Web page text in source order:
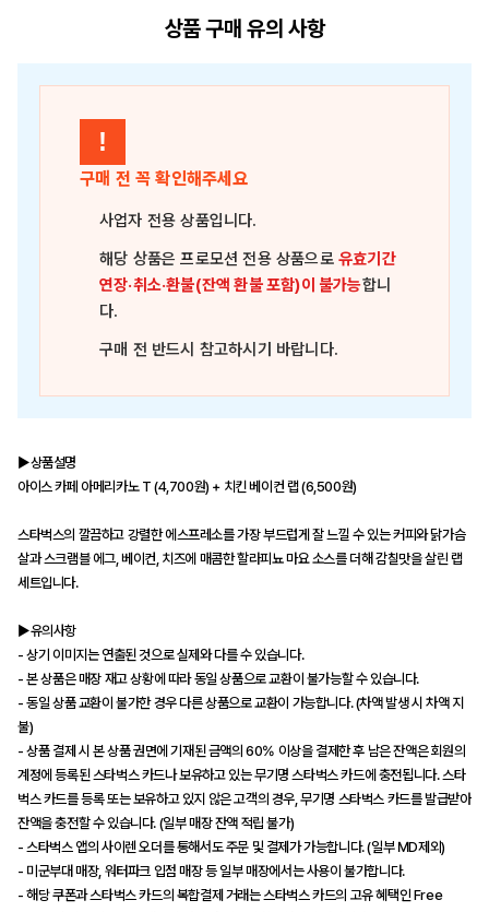
상품 구매 유의 사항
!
구매 전 꼭 확인해주세요
사업자 전용 상품입니다.
해당 상품은프로모션 전용 상품으로유효기간
연장·취소·환불(잔액 환불 포함)이 불가능합니
다.
구매 전 반드시 참고하시기 바랍니다.
▶상품설명
아이스 카페 아메리카노 T (4,700원) + 치킨 베이컨 랩 (6,500원)
스타벅스의 깔끔하고 강렬한 에스프레소를 가장 부드럽게 잘 느낄 수 있는 커피와 닭가슴
살과 스크램블 에그, 베이컨, 치즈에 매콤한 할라피뇨 마요 소스를 더해 감칠맛을 살린 랩
세트입니다.
▶유의사항
- 상기 이미지는 연출된 것으로 실제와 다를 수 있습니다.
- 본 상품은 매장 재고 상황에 따라 동일 상품으로 교환이 불가능할 수 있습니다.
- 동일 상품 교환이 불가한 경우 다른 상품으로 교환이 가능합니다. (차액 발생 시 차액 지
불)
- 상품 결제 시 본 상품 권면에 기재된 금액의 60% 이상을 결제한 후 남은 잔액은 회원의
계정에 등록된 스타벅스 카드나 보유하고 있는 무기명 스타벅스 카드에 충전됩니다. 스타
벅스 카드를 등록 또는 보유하고 있지 않은 고객의 경우, 무기명 스타벅스 카드를 발급받아
잔액을 충전할 수 있습니다. (일부 매장 잔액 적립 불가)
- 스타벅스 앱의 사이렌 오더를 통해서도 주문 및 결제가 가능합니다. (일부 MD제외)
- 미군부대 매장, 워터파크 입점 매장 등 일부 매장에서는 사용이 불가합니다.
- 해당 쿠폰과 스타벅스 카드의 복합결제 거래는 스타벅스 카드의 고유 혜택인 Free